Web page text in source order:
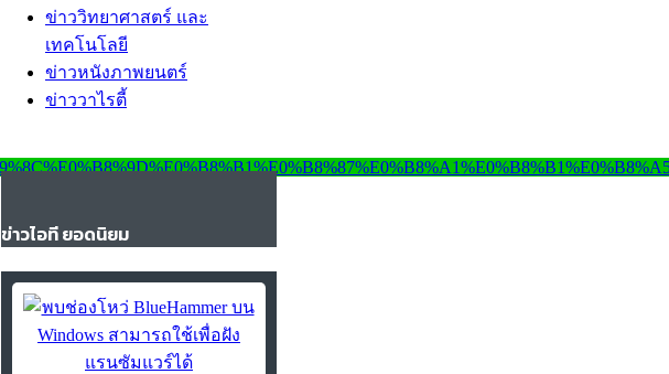
ข่าววิทยาศาสตร์ และ
เทคโนโลยี
ข่าวหนังภาพยนตร์
ข่าววาไรตี้
ข่าวไอที ยอดนิยม